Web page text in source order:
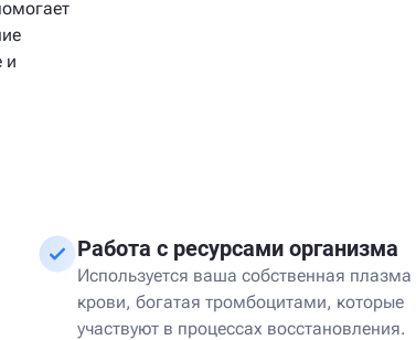
и
Работа с ресурсами организма
Используется ваша собственная плазма
крови, богатая тромбоцитами, которые
участвуют в процессах восстановления.